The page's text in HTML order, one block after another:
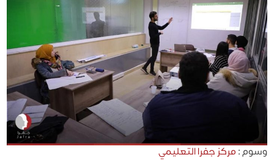
وسوم : مركز جفرا التعليمي